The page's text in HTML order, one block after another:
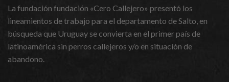
La fundación fundación «Cero Callejero» presentó los
lineamientos de trabajo para el departamento de Salto, en
búsqueda que Uruguay se convierta en el primer país de
latinoamérica sin perros callejeros y/o en situación de
abandono.